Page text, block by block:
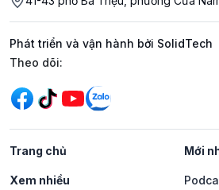
Phát triển và vận hành bởi SolidTech
Mạng xã hội
Theo dõi:
Trang chủ Mới
Xem nhiều